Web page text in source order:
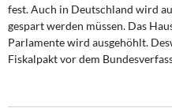
fest. Auch in Deutschland wird
gespart werden müssen. Das
Parlamente wird ausgehöhlt.
Fiskalpakt vor dem